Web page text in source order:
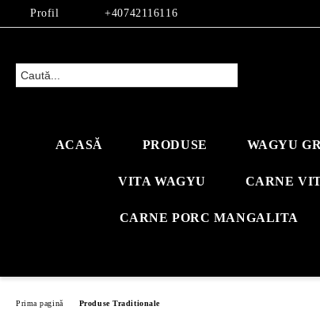
Profil +40742116116
ACASĂ PRODUSE WAGYU
VITA WAGYU CARNE
CARNE PORC MANGALITA
Prima pagină Produse Traditionale